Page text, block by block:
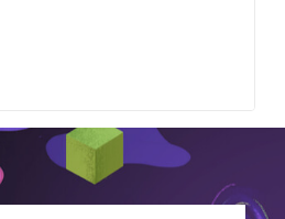
лидеры.